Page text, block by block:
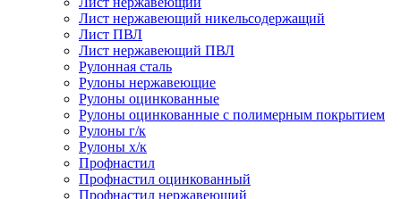
Лист нержавеющий никельсодержащий
Лист ПВЛ
Лист нержавеющий ПВЛ
Рулонная сталь
Рулоны нержавеющие
Рулоны оцинкованные
Рулоны оцинкованные с полимерным покрытием
Рулоны г/к
Рулоны х/к
Профнастил
Профнастил оцинкованный
Профнастил нержавеющий